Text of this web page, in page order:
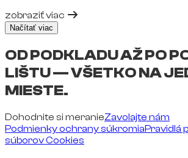
zobraziť viac
Načítať viac
OD PODKLADU AŽ PO
LIŠTU — VŠETKO NA
MIESTE.
Dohodnite si meranieZavolajte nám
Podmienky ochrany súkromiaPravidlá
súborov Cookies